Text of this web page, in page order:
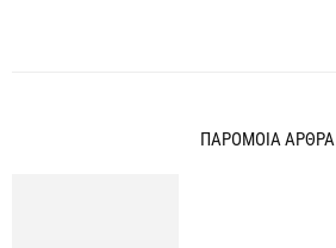
ΠΑΡΟΜΟΙΑ ΑΡΘΡΑ